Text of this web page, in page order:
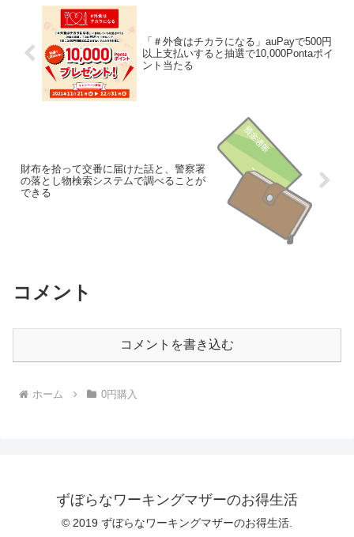
「＃外食はチカラになる」auPayで500円
以上支払いすると抽選で10,000Pontaポイ
ント当たる
財布を拾って交番に届けた話と、警察署
の落とし物検索システムで調べることが
できる
コメント
コメントを書き込む
ホーム 0円購入
ずぼらなワーキングマザーのお得生活
© 2019 ずぼらなワーキングマザーのお得生活.